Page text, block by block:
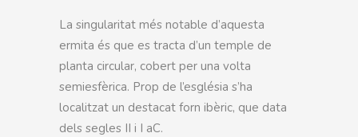
La singularitat més notable d’aquesta
ermita és que es tracta d’un temple de
planta circular, cobert per una volta
semiesfèrica. Prop de l’església s’ha
localitzat un destacat forn ibèric, que data
dels segles II i I aC.